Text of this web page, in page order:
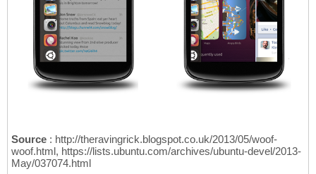
Source : http://theravingrick.blogspot.co.uk/2013/05/woof-
woof.html, https://lists.ubuntu.com/archives/ubuntu-devel/2013-
May/037074.html